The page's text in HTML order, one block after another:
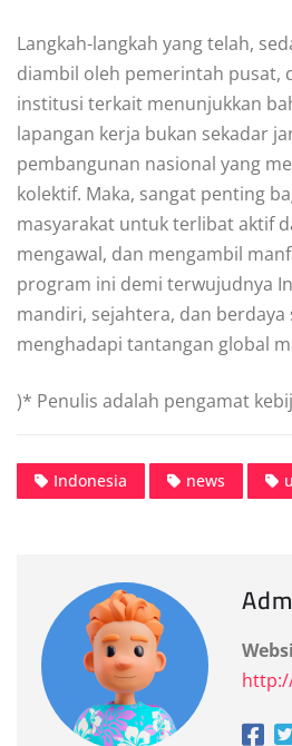
Langkah-langkah yang telah,
diambil oleh pemerintah pusat,
institusi terkait menunjukkan
lapangan kerja bukan sekadar
pembangunan nasional yang
kolektif. Maka, sangat penting
masyarakat untuk terlibat aktif
mengawal, dan mengambil
program ini demi terwujudnya
mandiri, sejahtera, dan berdaya
menghadapi tantangan global
)* Penulis adalah pengamat
Indonesia news